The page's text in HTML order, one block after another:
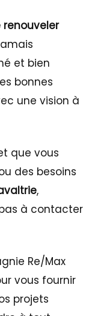
renouveler
et bien
bonnes
une vision à
que vous
des besoins
,
à contacter
Re/Max
vous fournir
projets